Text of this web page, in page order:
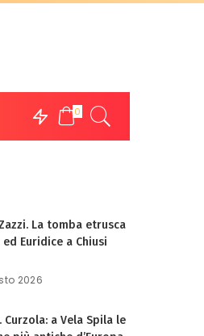
0
La tomba etrusca
Euridice a Chiusi
2026
Curzola: a Vela Spila le